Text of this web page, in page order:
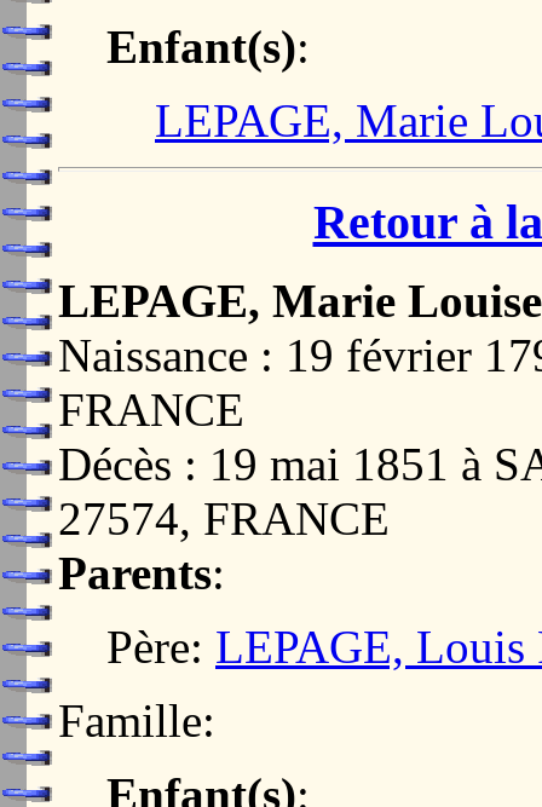
Enfant(s):
LEPAGE, Marie
Retour à
LEPAGE, Marie
Naissance : 19 février
FRANCE
Décès : 19 mai 1851 à
27574, FRANCE
Parents:
Père: LEPAGE, Louis
Famille:
Enfant(s):